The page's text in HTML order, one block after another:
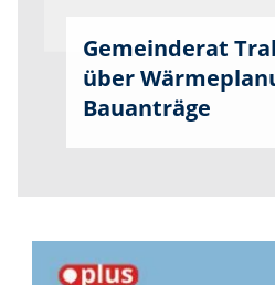
Gemeinderat
über
Bauanträge